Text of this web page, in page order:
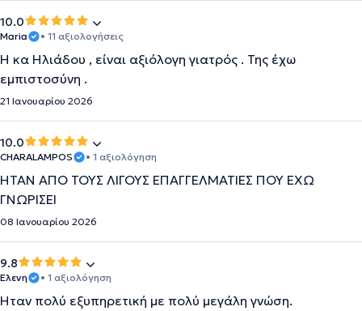
10.0
Maria • 11 αξιολογήσεις
Η κα Ηλιάδου , είναι αξιόλογη γιατρός . Της έχω
εμπιστοσύνη .
21 Ιανουαρίου 2026
10.0
CHARALAMPOS • 1 αξιολόγηση
ΗΤΑΝ ΑΠΟ ΤΟΥΣ ΛΙΓΟΥΣ ΕΠΑΓΓΕΛΜΑΤΙΕΣ ΠΟΥ ΕΧΩ
ΓΝΩΡΙΣΕΙ
08 Ιανουαρίου 2026
9.8
Ελενη • 1 αξιολόγηση
Ήταν πολύ εξυπηρετική με πολύ μεγάλη γνώση.